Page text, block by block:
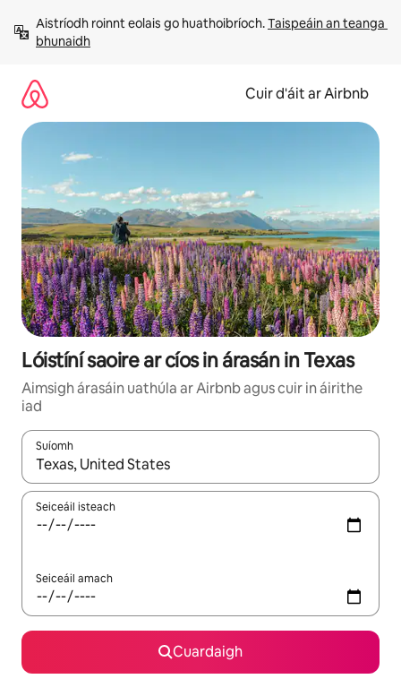
chuig
ábhar
Aistríodh roinnt eolais go huathoibríoch. Taispeáin an teanga
bhunaidh
Cuir d'áit ar Airbnb
Lóistíní saoire ar cíos in árasán in Texas
Aimsigh árasáin uathúla ar Airbnb agus cuir in áirithe
iad
Suíomh
Nuair a bheidh torthaí ar fáil, déan nascleanúint le
Seiceáil isteach
Seiceáil amach
Cuardaigh